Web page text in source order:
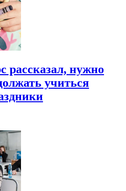
рассказал, нужно
учиться